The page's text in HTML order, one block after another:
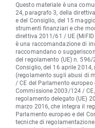
Questo materiale è una
24, paragrafo 3, della
e del Consiglio, del 15
strumenti finanziari e che
direttiva 2011/61 / UE
è una raccomandazione di
raccomandano o
del regolamento (UE) n.
Consiglio, del 16 aprile
(regolamento sugli abusi di
/ CE del Parlamento
Commissione 2003/124 /
regolamento delegato (UE)
marzo 2016, che integra il
Parlamento europeo e del
tecniche di